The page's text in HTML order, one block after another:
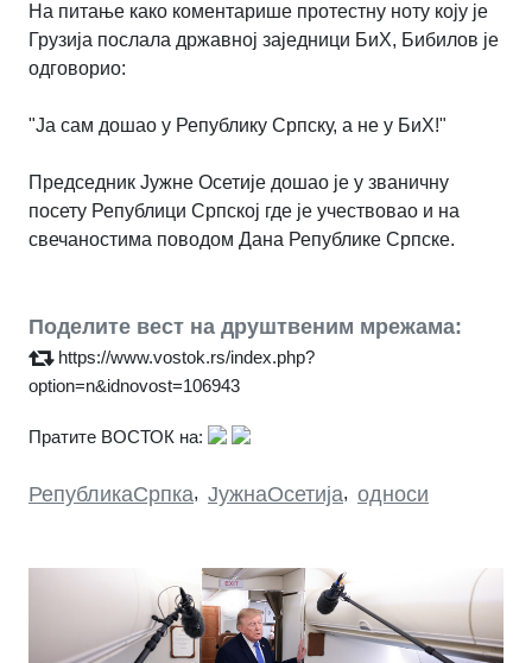
На питање како коментарише протестну ноту коју је
Грузија послала државној заједници БиХ, Бибилов је
одговорио:
"Ја сам дошао у Републику Српску, а не у БиХ!"
Председник Јужне Осетије дошао је у званичну
посету Републици Српској где је учествовао и на
свечаностима поводом Дана Републике Српске.
Поделите вест на друштвеним мрежама:
https://www.vostok.rs/index.php?
option=n&idnovost=106943
Пратите ВОСТОК на:
РепубликаСрпка, ЈужнаОсетија, односи